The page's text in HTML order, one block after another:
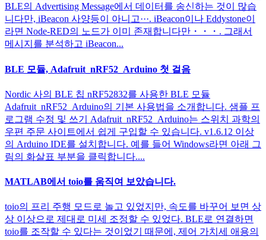
BLE의 Advertising Message에서 데이터를 송신하는 것이 많습
니다만, iBeacon 사양등이 아니고···. iBeacon이나 Eddystone이
라면 Node-RED의 노드가 이미 존재합니다만・・・. 그래서
메시지를 분석하고 iBeacon...
BLE 모듈, Adafruit_nRF52_Arduino 첫 걸음
Nordic 사의 BLE 칩 nRF52832를 사용한 BLE 모듈
Adafruit_nRF52_Arduino의 기본 사용법을 소개합니다. 샘플 프
로그램 수정 및 쓰기 Adafruit_nRF52_Arduino는 스위치 과학의
우편 주문 사이트에서 쉽게 구입할 수 있습니다. v1.6.12 이상
의 Arduino IDE를 설치합니다. 예를 들어 Windows라면 아래 그
림의 화살표 부분을 클릭합니다....
MATLAB에서 toio를 움직여 보았습니다.
toio의 프리 주행 모드로 놀고 있었지만, 속도를 바꾸어 보면 상
상 이상으로 제대로 미세 조정할 수 있었다. BLE로 연결하면
toio를 조작할 수 있다는 것이었기 때문에, 제어 가치세 애용의